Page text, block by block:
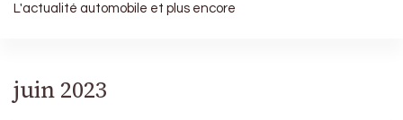
L'actualité automobile et plus encore
juin 2023